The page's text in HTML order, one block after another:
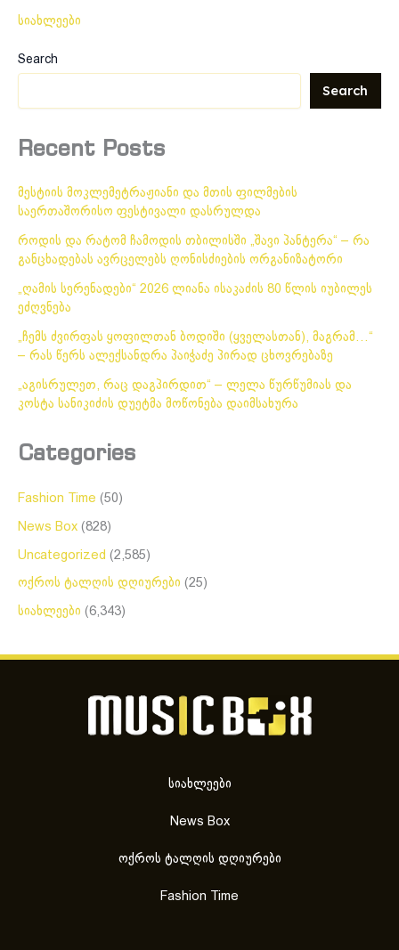
სიახლეები
Search
Search
Recent Posts
მესტიის მოკლემეტრაჟიანი და მთის ფილმების
საერთაშორისო ფესტივალი დასრულდა
როდის და რატომ ჩამოდის თბილისში „შავი პანტერა“ – რა
განცხადებას ავრცელებს ღონისძიების ორგანიზატორი
„ღამის სერენადები“ 2026 ლიანა ისაკაძის 80 წლის იუბილეს
ეძღვნება
„ჩემს ძვირფას ყოფილთან ბოდიში (ყველასთან), მაგრამ…“
– რას წერს ალექსანდრა პაიჭაძე პირად ცხოვრებაზე
„აგისრულეთ, რაც დაგპირდით“ – ლელა წურწუმიას და
კოსტა სანიკიძის დუეტმა მოწონება დაიმსახურა
Categories
Fashion Time (50)
News Box (828)
Uncategorized (2,585)
ოქროს ტალღის დღიურები (25)
სიახლეები (6,343)
სიახლეები
News Box
ოქროს ტალღის დღიურები
Fashion Time